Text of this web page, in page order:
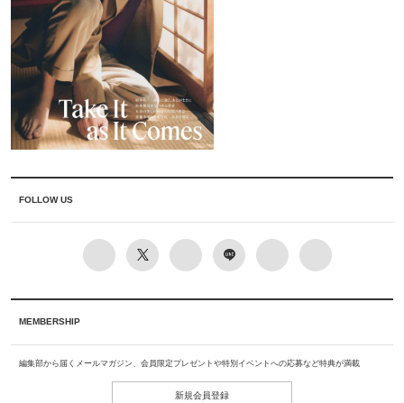
FOLLOW US
MEMBERSHIP
編集部から届くメールマガジン、会員限定プレゼントや特別イベントへの応募など特典が満載
新規会員登録